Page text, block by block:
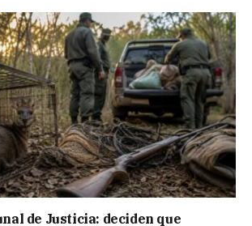
de Justicia: deciden que